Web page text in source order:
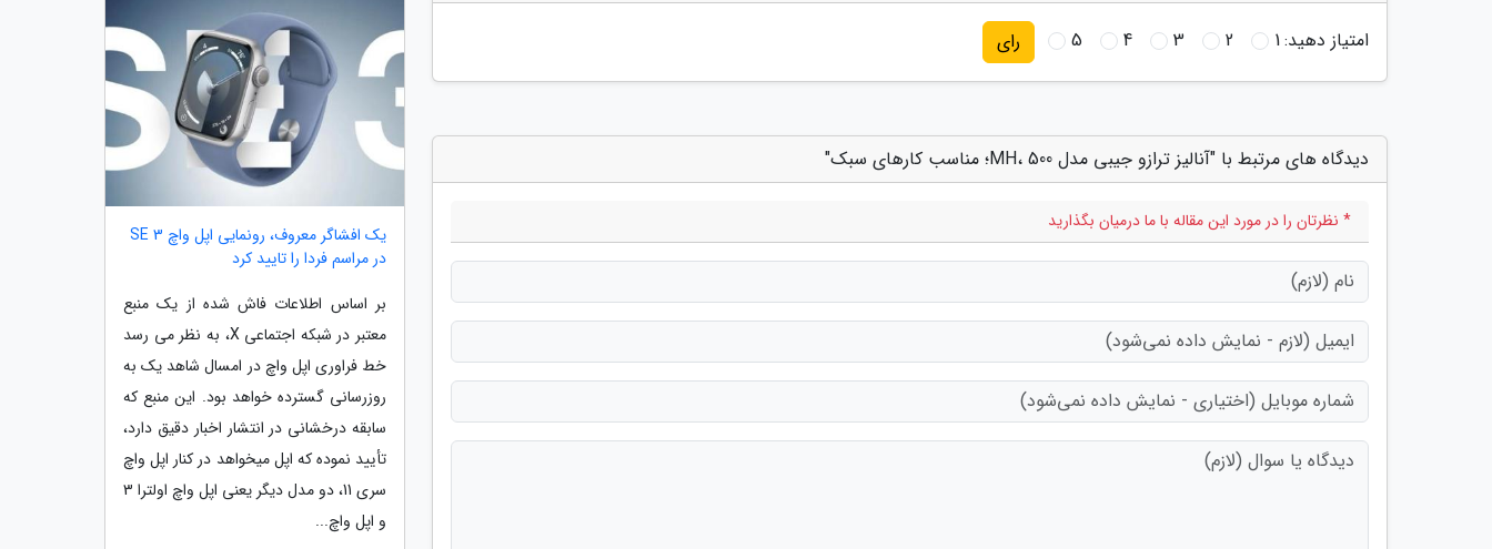
امتیاز دهید:1
2
3
4
5 رای
دیدگاه های مرتبط با "آنالیز ترازو جیبی مدل MH، 500؛ مناسب کارهای سبک"
* نظرتان را در مورد این مقاله با ما درمیان بگذارید
یک افشاگر معروف، رونمایی اپل واچ SE 3
در مراسم فردا را تایید کرد
بر اساس اطلاعات فاش شده از یک منبع
معتبر در شبکه اجتماعی X، به نظر می رسد
خط فراوری اپل واچ در امسال شاهد یک به
روزرسانی گسترده خواهد بود. این منبع که
سابقه درخشانی در انتشار اخبار دقیق دارد،
تأیید نموده که اپل میخواهد در کنار اپل واچ
سری 11، دو مدل دیگر یعنی اپل واچ اولترا 3
و اپل واچ...